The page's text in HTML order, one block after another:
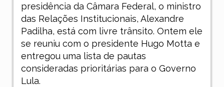
presidência da Câmara Federal, o ministro
das Relações Institucionais, Alexandre
Padilha, está com livre trânsito. Ontem ele
se reuniu com o presidente Hugo Motta e
entregou uma lista de pautas
consideradas prioritárias para o Governo
Lula.